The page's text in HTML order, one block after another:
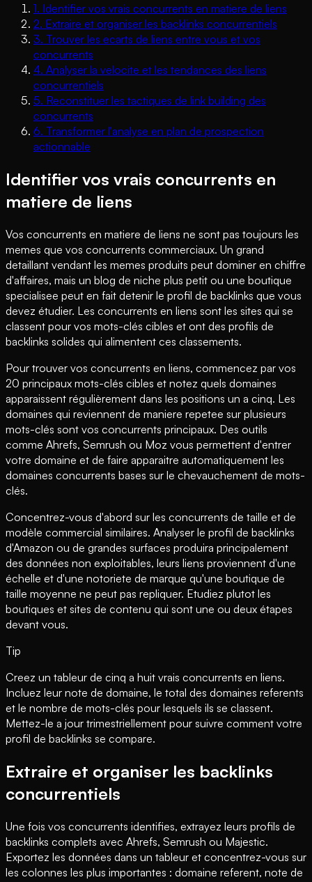
1. Identifier vos vrais concurrents en matiere de liens
2. Extraire et organiser les backlinks concurrentiels
3. Trouver les ecarts de liens entre vous et vos
concurrents
4. Analyser la velocite et les tendances des liens
concurrentiels
5. Reconstituer les tactiques de link building des
concurrents
6. Transformer l'analyse en plan de prospection
actionnable
Identifier vos vrais concurrents en
matiere de liens
Vos concurrents en matiere de liens ne sont pas toujours les
memes que vos concurrents commerciaux. Un grand
detaillant vendant les memes produits peut dominer en chiffre
d'affaires, mais un blog de niche plus petit ou une boutique
specialisee peut en fait detenir le profil de backlinks que vous
devez étudier. Les concurrents en liens sont les sites qui se
classent pour vos mots-clés cibles et ont des profils de
backlinks solides qui alimentent ces classements.
Pour trouver vos concurrents en liens, commencez par vos
20 principaux mots-clés cibles et notez quels domaines
apparaissent régulièrement dans les positions un a cinq. Les
domaines qui reviennent de maniere repetee sur plusieurs
mots-clés sont vos concurrents principaux. Des outils
comme Ahrefs, Semrush ou Moz vous permettent d'entrer
votre domaine et de faire apparaitre automatiquement les
domaines concurrents bases sur le chevauchement de mots-
clés.
Concentrez-vous d'abord sur les concurrents de taille et de
modèle commercial similaires. Analyser le profil de backlinks
d'Amazon ou de grandes surfaces produira principalement
des données non exploitables, leurs liens proviennent d'une
échelle et d'une notoriete de marque qu'une boutique de
taille moyenne ne peut pas repliquer. Etudiez plutot les
boutiques et sites de contenu qui sont une ou deux étapes
devant vous.
Tip
Creez un tableur de cinq a huit vrais concurrents en liens.
Incluez leur note de domaine, le total des domaines referents
et le nombre de mots-clés pour lesquels ils se classent.
Mettez-le a jour trimestriellement pour suivre comment votre
profil de backlinks se compare.
Extraire et organiser les backlinks
concurrentiels
Une fois vos concurrents identifies, extrayez leurs profils de
backlinks complets avec Ahrefs, Semrush ou Majestic.
Exportez les données dans un tableur et concentrez-vous sur
les colonnes les plus importantes : domaine referent, note de